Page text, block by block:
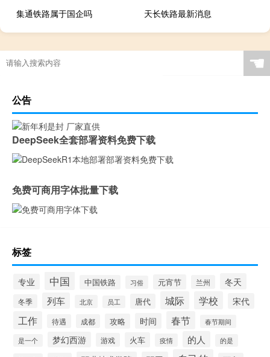
集通铁路属于国企吗
天长铁路最新消息
☚
公告
DeepSeek全套部署资料免费下载
免费可商用字体批量下载
标签
专业 中国 中国铁路 习俗 元宵节 兰州 冬天
冬季 列车 北京 员工 唐代 城际 学校 宋代
工作 待遇 成都 攻略 时间 春节 春节期间
是一个 梦幻西游 游戏 火车 疫情 的人 的是